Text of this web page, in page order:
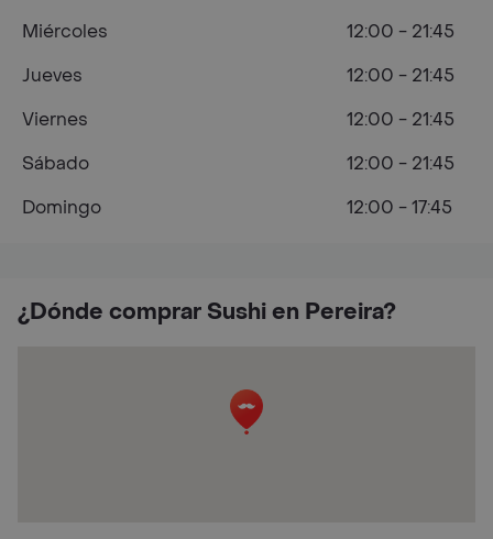
¿Dónde comprar Sushi en Pereira?
Miércoles
12:00 - 21:45
Jueves
12:00 - 21:45
Viernes
12:00 - 21:45
Sábado
12:00 - 21:45
Domingo
12:00 - 17:45